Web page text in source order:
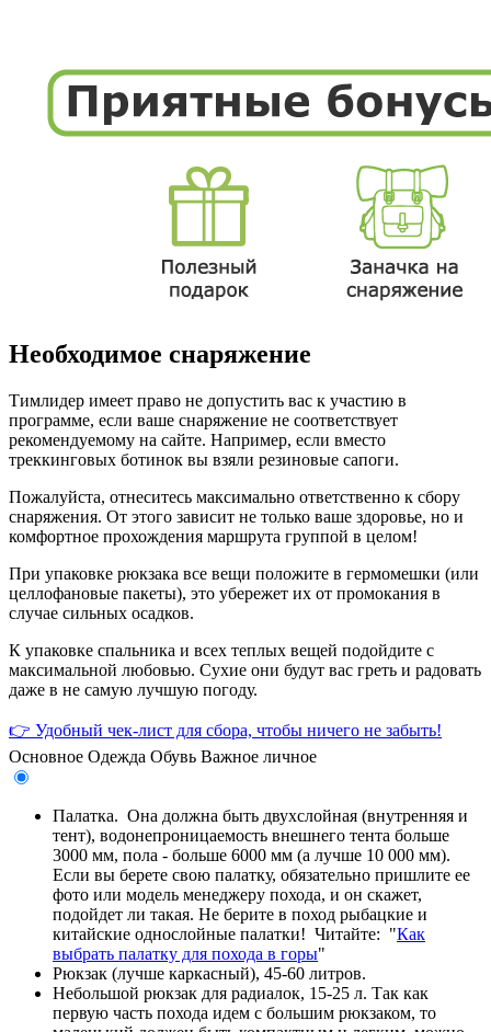
Необходимое снаряжение
Тимлидер имеет право не допустить вас к участию в
программе, если ваше снаряжение не соответствует
рекомендуемому на сайте. Например, если вместо
треккинговых ботинок вы взяли резиновые сапоги.
Пожалуйста, отнеситесь максимально ответственно к сбору
снаряжения. От этого зависит не только ваше здоровье, но и
комфортное прохождения маршрута группой в целом!
При упаковке рюкзака все вещи положите в гермомешки (или
целлофановые пакеты), это убережет их от промокания в
случае сильных осадков.
К упаковке спальника и всех теплых вещей подойдите с
максимальной любовью. Сухие они будут вас греть и радовать
даже в не самую лучшую погоду.
👉 Удобный чек-лист для сбора, чтобы ничего не забыть!
Основное Одежда Обувь Важное личное
Палатка. Она должна быть двухслойная (внутренняя и
тент), водонепроницаемость внешнего тента больше
3000 мм, пола - больше 6000 мм (а лучше 10 000 мм).
Если вы берете свою палатку, обязательно пришлите ее
фото или модель менеджеру похода, и он скажет,
подойдет ли такая. Не берите в поход рыбацкие и
китайские однослойные палатки! Читайте: "Как
выбрать палатку для похода в горы"
Рюкзак (лучше каркасный), 45-60 литров.
Небольшой рюкзак для радиалок, 15-25 л. Так как
первую часть похода идем с большим рюкзаком, то